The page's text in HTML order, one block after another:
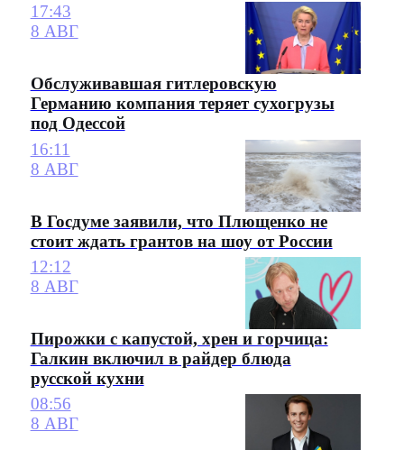
17:43
8 АВГ
Обслуживавшая гитлеровскую
Германию компания теряет сухогрузы
под Одессой
16:11
8 АВГ
В Госдуме заявили, что Плющенко не
стоит ждать грантов на шоу от России
12:12
8 АВГ
Пирожки с капустой, хрен и горчица:
Галкин включил в райдер блюда
русской кухни
08:56
8 АВГ